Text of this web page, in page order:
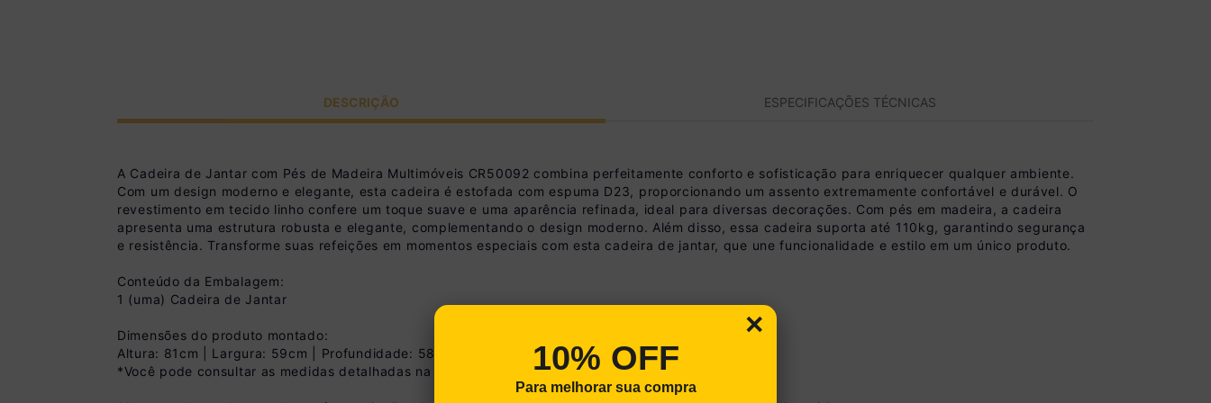
DESCRIÇÃO ESPECIFICAÇÕES TÉCNICAS
A Cadeira de Jantar com Pés de Madeira Multimóveis CR50092 combina perfeitamente conforto e sofisticação para enriquecer qualquer ambiente.
Com um design moderno e elegante, esta cadeira é estofada com espuma D23, proporcionando um assento extremamente confortável e durável. O
revestimento em tecido linho confere um toque suave e uma aparência refinada, ideal para diversas decorações. Com pés em madeira, a cadeira
apresenta uma estrutura robusta e elegante, complementando o design moderno. Além disso, essa cadeira suporta até 110kg, garantindo segurança
e resistência. Transforme suas refeições em momentos especiais com esta cadeira de jantar, que une funcionalidade e estilo em um único produto.
Conteúdo da Embalagem:
1 (uma) Cadeira de Jantar
Dimensões do produto montado:
Altura: 81cm | Largura: 59cm | Profundidade: 58cm
*Você pode consultar as medidas detalhadas na imagem técnica do produto.
×
10% OFF
Para melhorar sua compra